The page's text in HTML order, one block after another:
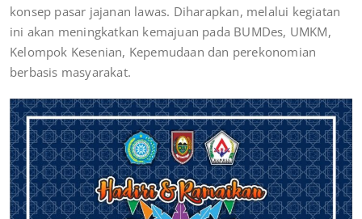
konsep pasar jajanan lawas. Diharapkan, melalui kegiatan
ini akan meningkatkan kemajuan pada BUMDes, UMKM,
Kelompok Kesenian, Kepemudaan dan perekonomian
berbasis masyarakat.